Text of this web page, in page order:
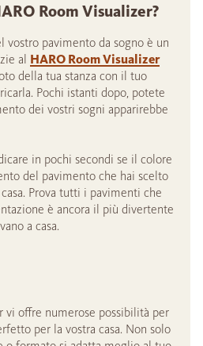
Room Visualizer?
vostro pavimento da sogno è un
al HARO Room Visualizer
della tua stanza con il tuo
Pochi istanti dopo, potete
dei vostri sogni apparirebbe
in pochi secondi se il colore
del pavimento che hai scelto
Prova tutti i pavimenti che
è ancora il più divertente
a casa.
vi offre numerose possibilità per
per la vostra casa. Non solo